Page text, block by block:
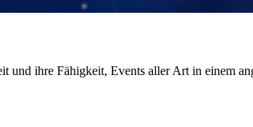
ihre Fähigkeit, Events aller Art in einem